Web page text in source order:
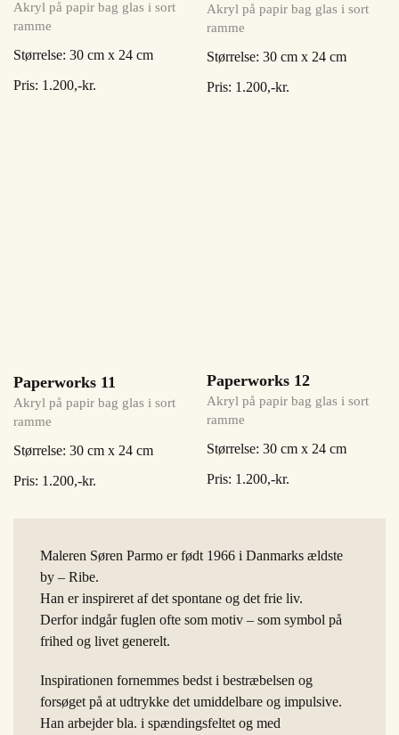
Maleren Søren Parmo er født 1966 i Danmarks ældste
by – Ribe.
Han er inspireret af det spontane og det frie liv.
Derfor indgår fuglen ofte som motiv – som symbol på
frihed og livet generelt.
Inspirationen fornemmes bedst i bestræbelsen og
forsøget på at udtrykke det umiddelbare og impulsive.
Han arbejder bla. i spændingsfeltet og med
Akryl på papir bag glas i sort
ramme
Størrelse: 30 cm x 24 cm
Pris: 1.200,-kr.
Akryl på papir bag glas i sort
ramme
Størrelse: 30 cm x 24 cm
Pris: 1.200,-kr.
Paperworks 11
Akryl på papir bag glas i sort
ramme
Størrelse: 30 cm x 24 cm
Pris: 1.200,-kr.
Paperworks 12
Akryl på papir bag glas i sort
ramme
Størrelse: 30 cm x 24 cm
Pris: 1.200,-kr.